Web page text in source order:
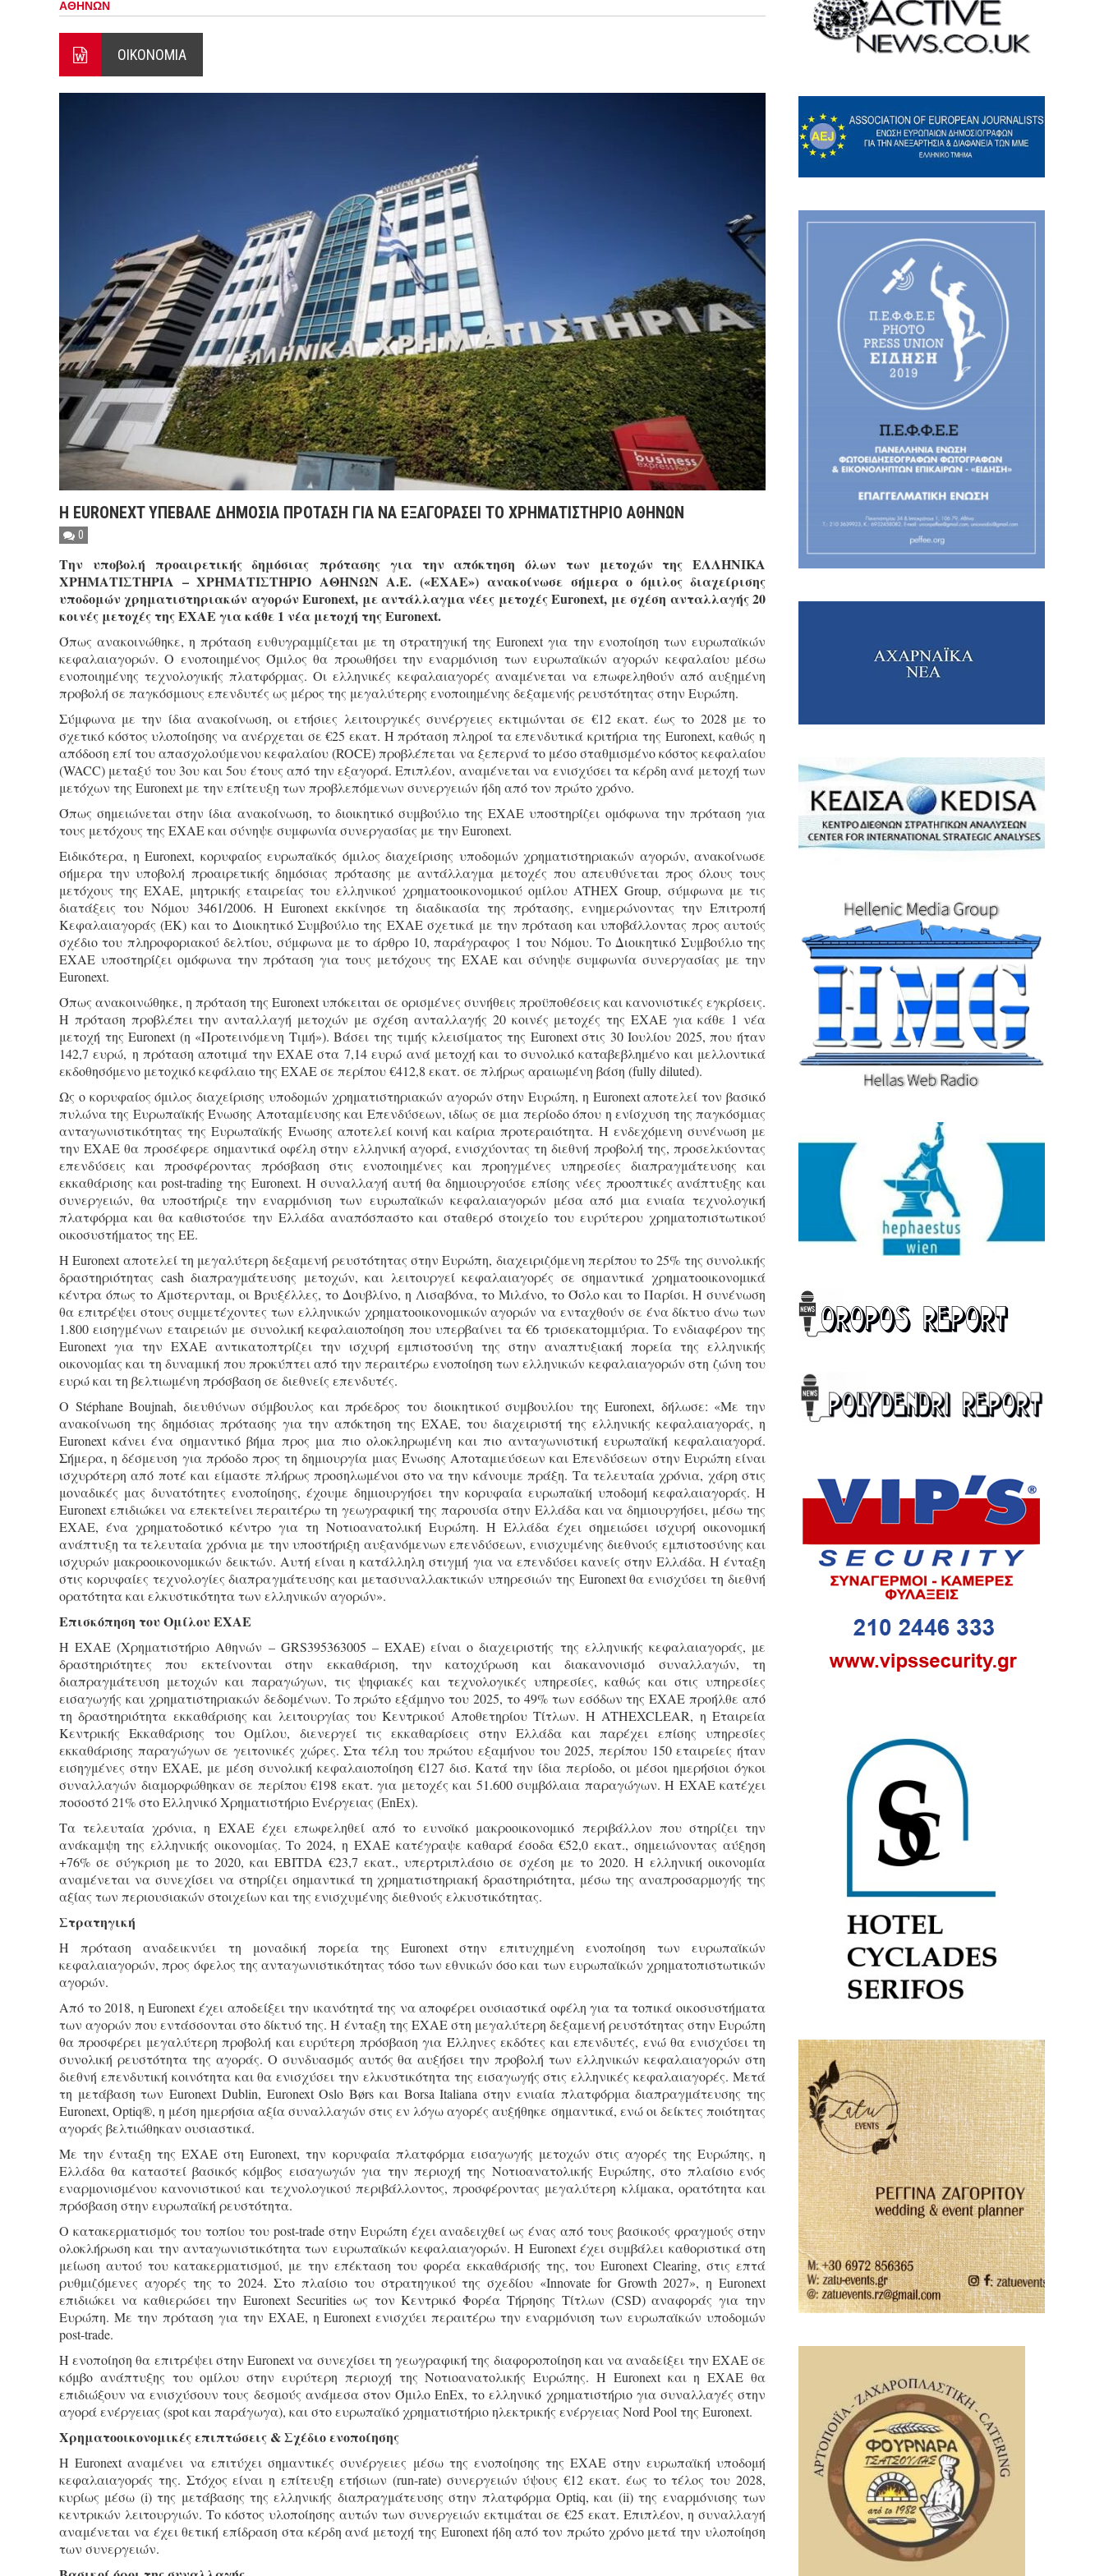
ΑΘΗΝΩΝ
ΟΙΚΟΝΟΜΙΑ
H EURONEXT ΥΠΕΒΑΛΕ ΔΗΜΟΣΙΑ ΠΡΟΤΑΣΗ ΓΙΑ ΝΑ ΕΞΑΓΟΡΑΣΕΙ ΤΟ ΧΡΗΜΑΤΙΣΤΗΡΙΟ ΑΘΗΝΩΝ
0
Την υποβολή προαιρετικής δημόσιας πρότασης για την απόκτηση όλων των μετοχών της ΕΛΛΗΝΙΚΑ
ΧΡΗΜΑΤΙΣΤΗΡΙΑ – ΧΡΗΜΑΤΙΣΤΗΡΙΟ ΑΘΗΝΩΝ Α.Ε. («EΧΑE») ανακοίνωσε σήμερα ο όμιλος διαχείρισης
υποδομών χρηματιστηριακών αγορών Euronext, με αντάλλαγμα νέες μετοχές Euronext, με σχέση ανταλλαγής 20
κοινές μετοχές της ΕΧΑΕ για κάθε 1 νέα μετοχή της Euronext.
Όπως ανακοινώθηκε, η πρόταση ευθυγραμμίζεται με τη στρατηγική της Euronext για την ενοποίηση των ευρωπαϊκών
κεφαλαιαγορών. Ο ενοποιημένος Όμιλος θα προωθήσει την εναρμόνιση των ευρωπαϊκών αγορών κεφαλαίου μέσω
ενοποιημένης τεχνολογικής πλατφόρμας. Οι ελληνικές κεφαλαιαγορές αναμένεται να επωφεληθούν από αυξημένη
προβολή σε παγκόσμιους επενδυτές ως μέρος της μεγαλύτερης ενοποιημένης δεξαμενής ρευστότητας στην Ευρώπη.
Σύμφωνα με την ίδια ανακοίνωση, οι ετήσιες λειτουργικές συνέργειες εκτιμώνται σε €12 εκατ. έως το 2028 με το
σχετικό κόστος υλοποίησης να ανέρχεται σε €25 εκατ. Η πρόταση πληροί τα επενδυτικά κριτήρια της Euronext, καθώς η
απόδοση επί του απασχολούμενου κεφαλαίου (ROCE) προβλέπεται να ξεπερνά το μέσο σταθμισμένο κόστος κεφαλαίου
(WACC) μεταξύ του 3ου και 5ου έτους από την εξαγορά. Επιπλέον, αναμένεται να ενισχύσει τα κέρδη ανά μετοχή των
μετόχων της Euronext με την επίτευξη των προβλεπόμενων συνεργειών ήδη από τον πρώτο χρόνο.
Όπως σημειώνεται στην ίδια ανακοίνωση, το διοικητικό συμβούλιο της ΕΧΑΕ υποστηρίζει ομόφωνα την πρόταση για
τους μετόχους της EXAE και σύνηψε συμφωνία συνεργασίας με την Euronext.
Ειδικότερα, η Euronext, κορυφαίος ευρωπαϊκός όμιλος διαχείρισης υποδομών χρηματιστηριακών αγορών, ανακοίνωσε
σήμερα την υποβολή προαιρετικής δημόσιας πρότασης με αντάλλαγμα μετοχές που απευθύνεται προς όλους τους
μετόχους της ΕΧΑΕ, μητρικής εταιρείας του ελληνικού χρηματοοικονομικού ομίλου ATHEX Group, σύμφωνα με τις
διατάξεις του Νόμου 3461/2006. Η Euronext εκκίνησε τη διαδικασία της πρότασης, ενημερώνοντας την Επιτροπή
Κεφαλαιαγοράς (ΕΚ) και το Διοικητικό Συμβούλιο της ΕΧΑΕ σχετικά με την πρόταση και υποβάλλοντας προς αυτούς
σχέδιο του πληροφοριακού δελτίου, σύμφωνα με το άρθρο 10, παράγραφος 1 του Νόμου. Το Διοικητικό Συμβούλιο της
ΕΧΑΕ υποστηρίζει ομόφωνα την πρόταση για τους μετόχους της EXAE και σύνηψε συμφωνία συνεργασίας με την
Euronext.
Όπως ανακοινώθηκε, η πρόταση της Euronext υπόκειται σε ορισμένες συνήθεις προϋποθέσεις και κανονιστικές εγκρίσεις.
Η πρόταση προβλέπει την ανταλλαγή μετοχών με σχέση ανταλλαγής 20 κοινές μετοχές της ΕΧΑΕ για κάθε 1 νέα
μετοχή της Euronext (η «Προτεινόμενη Τιμή»). Βάσει της τιμής κλεισίματος της Euronext στις 30 Ιουλίου 2025, που ήταν
142,7 ευρώ, η πρόταση αποτιμά την ΕΧΑΕ στα 7,14 ευρώ ανά μετοχή και το συνολικό καταβεβλημένο και μελλοντικά
εκδοθησόμενο μετοχικό κεφάλαιο της ΕΧΑΕ σε περίπου €412,8 εκατ. σε πλήρως αραιωμένη βάση (fully diluted).
Ως ο κορυφαίος όμιλος διαχείρισης υποδομών χρηματιστηριακών αγορών στην Ευρώπη, η Euronext αποτελεί τον βασικό
πυλώνα της Ευρωπαϊκής Ένωσης Αποταμίευσης και Επενδύσεων, ιδίως σε μια περίοδο όπου η ενίσχυση της παγκόσμιας
ανταγωνιστικότητας της Ευρωπαϊκής Ένωσης αποτελεί κοινή και καίρια προτεραιότητα. Η ενδεχόμενη συνένωση με
την ΕΧΑΕ θα προσέφερε σημαντικά οφέλη στην ελληνική αγορά, ενισχύοντας τη διεθνή προβολή της, προσελκύοντας
επενδύσεις και προσφέροντας πρόσβαση στις ενοποιημένες και προηγμένες υπηρεσίες διαπραγμάτευσης και
εκκαθάρισης και post-trading της Euronext. Η συναλλαγή αυτή θα δημιουργούσε επίσης νέες προοπτικές ανάπτυξης και
συνεργειών, θα υποστήριζε την εναρμόνιση των ευρωπαϊκών κεφαλαιαγορών μέσα από μια ενιαία τεχνολογική
πλατφόρμα και θα καθιστούσε την Ελλάδα αναπόσπαστο και σταθερό στοιχείο του ευρύτερου χρηματοπιστωτικού
οικοσυστήματος της ΕΕ.
Η Euronext αποτελεί τη μεγαλύτερη δεξαμενή ρευστότητας στην Ευρώπη, διαχειριζόμενη περίπου το 25% της συνολικής
δραστηριότητας cash διαπραγμάτευσης μετοχών, και λειτουργεί κεφαλαιαγορές σε σημαντικά χρηματοοικονομικά
κέντρα όπως το Άμστερνταμ, οι Βρυξέλλες, το Δουβλίνο, η Λισαβόνα, το Μιλάνο, το Όσλο και το Παρίσι. Η συνένωση
θα επιτρέψει στους συμμετέχοντες των ελληνικών χρηματοοικονομικών αγορών να ενταχθούν σε ένα δίκτυο άνω των
1.800 εισηγμένων εταιρειών με συνολική κεφαλαιοποίηση που υπερβαίνει τα €6 τρισεκατομμύρια. Το ενδιαφέρον της
Euronext για την ΕΧΑΕ αντικατοπτρίζει την ισχυρή εμπιστοσύνη της στην αναπτυξιακή πορεία της ελληνικής
οικονομίας και τη δυναμική που προκύπτει από την περαιτέρω ενοποίηση των ελληνικών κεφαλαιαγορών στη ζώνη του
ευρώ και τη βελτιωμένη πρόσβαση σε διεθνείς επενδυτές.
Ο Stéphane Boujnah, διευθύνων σύμβουλος και πρόεδρος του διοικητικού συμβουλίου της Euronext, δήλωσε: «Με την
ανακοίνωση της δημόσιας πρότασης για την απόκτηση της ΕΧΑΕ, του διαχειριστή της ελληνικής κεφαλαιαγοράς, η
Euronext κάνει ένα σημαντικό βήμα προς μια πιο ολοκληρωμένη και πιο ανταγωνιστική ευρωπαϊκή κεφαλαιαγορά.
Σήμερα, η δέσμευση για πρόοδο προς τη δημιουργία μιας Ένωσης Αποταμιεύσεων και Επενδύσεων στην Ευρώπη είναι
ισχυρότερη από ποτέ και είμαστε πλήρως προσηλωμένοι στο να την κάνουμε πράξη. Τα τελευταία χρόνια, χάρη στις
μοναδικές μας δυνατότητες ενοποίησης, έχουμε δημιουργήσει την κορυφαία ευρωπαϊκή υποδομή κεφαλαιαγοράς. Η
Euronext επιδιώκει να επεκτείνει περαιτέρω τη γεωγραφική της παρουσία στην Ελλάδα και να δημιουργήσει, μέσω της
ΕΧΑΕ, ένα χρηματοδοτικό κέντρο για τη Νοτιοανατολική Ευρώπη. Η Ελλάδα έχει σημειώσει ισχυρή οικονομική
ανάπτυξη τα τελευταία χρόνια με την υποστήριξη αυξανόμενων επενδύσεων, ενισχυμένης διεθνούς εμπιστοσύνης και
ισχυρών μακροοικονομικών δεικτών. Αυτή είναι η κατάλληλη στιγμή για να επενδύσει κανείς στην Ελλάδα. Η ένταξη
στις κορυφαίες τεχνολογίες διαπραγμάτευσης και μετασυναλλακτικών υπηρεσιών της Euronext θα ενισχύσει τη διεθνή
ορατότητα και ελκυστικότητα των ελληνικών αγορών».
Επισκόπηση του Ομίλου ΕΧΑΕ
Η ΕΧΑΕ (Χρηματιστήριο Αθηνών – GRS395363005 – EXAE) είναι ο διαχειριστής της ελληνικής κεφαλαιαγοράς, με
δραστηριότητες που εκτείνονται στην εκκαθάριση, την κατοχύρωση και διακανονισμό συναλλαγών, τη
διαπραγμάτευση μετοχών και παραγώγων, τις ψηφιακές και τεχνολογικές υπηρεσίες, καθώς και στις υπηρεσίες
εισαγωγής και χρηματιστηριακών δεδομένων. Το πρώτο εξάμηνο του 2025, το 49% των εσόδων της ΕΧΑΕ προήλθε από
τη δραστηριότητα εκκαθάρισης και λειτουργίας του Κεντρικού Αποθετηρίου Τίτλων. Η ATHEXCLEAR, η Εταιρεία
Κεντρικής Εκκαθάρισης του Ομίλου, διενεργεί τις εκκαθαρίσεις στην Ελλάδα και παρέχει επίσης υπηρεσίες
εκκαθάρισης παραγώγων σε γειτονικές χώρες. Στα τέλη του πρώτου εξαμήνου του 2025, περίπου 150 εταιρείες ήταν
εισηγμένες στην ΕΧΑΕ, με μέση συνολική κεφαλαιοποίηση €127 δισ. Κατά την ίδια περίοδο, οι μέσοι ημερήσιοι όγκοι
συναλλαγών διαμορφώθηκαν σε περίπου €198 εκατ. για μετοχές και 51.600 συμβόλαια παραγώγων. Η ΕΧΑΕ κατέχει
ποσοστό 21% στο Ελληνικό Χρηματιστήριο Ενέργειας (EnEx).
Τα τελευταία χρόνια, η ΕΧΑΕ έχει επωφεληθεί από το ευνοϊκό μακροοικονομικό περιβάλλον που στηρίζει την
ανάκαμψη της ελληνικής οικονομίας. Το 2024, η ΕΧΑΕ κατέγραψε καθαρά έσοδα €52,0 εκατ., σημειώνοντας αύξηση
+76% σε σύγκριση με το 2020, και EBITDA €23,7 εκατ., υπερτριπλάσιο σε σχέση με το 2020. Η ελληνική οικονομία
αναμένεται να συνεχίσει να στηρίζει σημαντικά τη χρηματιστηριακή δραστηριότητα, μέσω της αναπροσαρμογής της
αξίας των περιουσιακών στοιχείων και της ενισχυμένης διεθνούς ελκυστικότητας.
Στρατηγική
Η πρόταση αναδεικνύει τη μοναδική πορεία της Euronext στην επιτυχημένη ενοποίηση των ευρωπαϊκών
κεφαλαιαγορών, προς όφελος της ανταγωνιστικότητας τόσο των εθνικών όσο και των ευρωπαϊκών χρηματοπιστωτικών
αγορών.
Από το 2018, η Euronext έχει αποδείξει την ικανότητά της να αποφέρει ουσιαστικά οφέλη για τα τοπικά οικοσυστήματα
των αγορών που εντάσσονται στο δίκτυό της. Η ένταξη της ΕΧΑΕ στη μεγαλύτερη δεξαμενή ρευστότητας στην Ευρώπη
θα προσφέρει μεγαλύτερη προβολή και ευρύτερη πρόσβαση για Έλληνες εκδότες και επενδυτές, ενώ θα ενισχύσει τη
συνολική ρευστότητα της αγοράς. Ο συνδυασμός αυτός θα αυξήσει την προβολή των ελληνικών κεφαλαιαγορών στη
διεθνή επενδυτική κοινότητα και θα ενισχύσει την ελκυστικότητα της εισαγωγής στις ελληνικές κεφαλαιαγορές. Μετά
τη μετάβαση των Euronext Dublin, Euronext Oslo Børs και Borsa Italiana στην ενιαία πλατφόρμα διαπραγμάτευσης της
Euronext, Optiq®, η μέση ημερήσια αξία συναλλαγών στις εν λόγω αγορές αυξήθηκε σημαντικά, ενώ οι δείκτες ποιότητας
αγοράς βελτιώθηκαν ουσιαστικά.
Με την ένταξη της ΕΧΑΕ στη Euronext, την κορυφαία πλατφόρμα εισαγωγής μετοχών στις αγορές της Ευρώπης, η
Ελλάδα θα καταστεί βασικός κόμβος εισαγωγών για την περιοχή της Νοτιοανατολικής Ευρώπης, στο πλαίσιο ενός
εναρμονισμένου κανονιστικού και τεχνολογικού περιβάλλοντος, προσφέροντας μεγαλύτερη κλίμακα, ορατότητα και
πρόσβαση στην ευρωπαϊκή ρευστότητα.
Ο κατακερματισμός του τοπίου του post-trade στην Ευρώπη έχει αναδειχθεί ως ένας από τους βασικούς φραγμούς στην
ολοκλήρωση και την ανταγωνιστικότητα των ευρωπαϊκών κεφαλαιαγορών. Η Euronext έχει συμβάλει καθοριστικά στη
μείωση αυτού του κατακερματισμού, με την επέκταση του φορέα εκκαθάρισής της, του Euronext Clearing, στις επτά
ρυθμιζόμενες αγορές της το 2024. Στο πλαίσιο του στρατηγικού της σχεδίου «Innovate for Growth 2027», η Euronext
επιδιώκει να καθιερώσει την Euronext Securities ως τον Κεντρικό Φορέα Τήρησης Τίτλων (CSD) αναφοράς για την
Ευρώπη. Με την πρόταση για την ΕΧΑΕ, η Euronext ενισχύει περαιτέρω την εναρμόνιση των ευρωπαϊκών υποδομών
post-trade.
Η ενοποίηση θα επιτρέψει στην Euronext να συνεχίσει τη γεωγραφική της διαφοροποίηση και να αναδείξει την ΕΧΑΕ σε
κόμβο ανάπτυξης του ομίλου στην ευρύτερη περιοχή της Νοτιοανατολικής Ευρώπης. Η Euronext και η ΕΧΑΕ θα
επιδιώξουν να ενισχύσουν τους δεσμούς ανάμεσα στον Όμιλο EnEx, το ελληνικό χρηματιστήριο για συναλλαγές στην
αγορά ενέργειας (spot και παράγωγα), και στο ευρωπαϊκό χρηματιστήριο ηλεκτρικής ενέργειας Nord Pool της Euronext.
Χρηματοοικονομικές επιπτώσεις & Σχέδιο ενοποίησης
Η Euronext αναμένει να επιτύχει σημαντικές συνέργειες μέσω της ενοποίησης της ΕΧΑΕ στην ευρωπαϊκή υποδομή
κεφαλαιαγοράς της. Στόχος είναι η επίτευξη ετήσιων (run-rate) συνεργειών ύψους €12 εκατ. έως το τέλος του 2028,
κυρίως μέσω (i) της μετάβασης της ελληνικής διαπραγμάτευσης στην πλατφόρμα Optiq, και (ii) της εναρμόνισης των
κεντρικών λειτουργιών. Το κόστος υλοποίησης αυτών των συνεργειών εκτιμάται σε €25 εκατ. Επιπλέον, η συναλλαγή
αναμένεται να έχει θετική επίδραση στα κέρδη ανά μετοχή της Euronext ήδη από τον πρώτο χρόνο μετά την υλοποίηση
των συνεργειών.